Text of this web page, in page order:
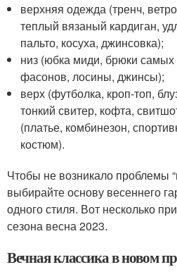
верхняя одежда (тренч,
теплый вязаный кардиган,
пальто, косуха, джинсовка);
низ (юбка миди, брюки
фасонов, лосины, джинсы);
верх (футболка, кроп-топ,
тонкий свитер, кофта,
(платье, комбинезон,
костюм).
Чтобы не возникало проблемы
выбирайте основу весеннего
одного стиля. Вот несколько
сезона весна 2023.
Вечная классика в новом